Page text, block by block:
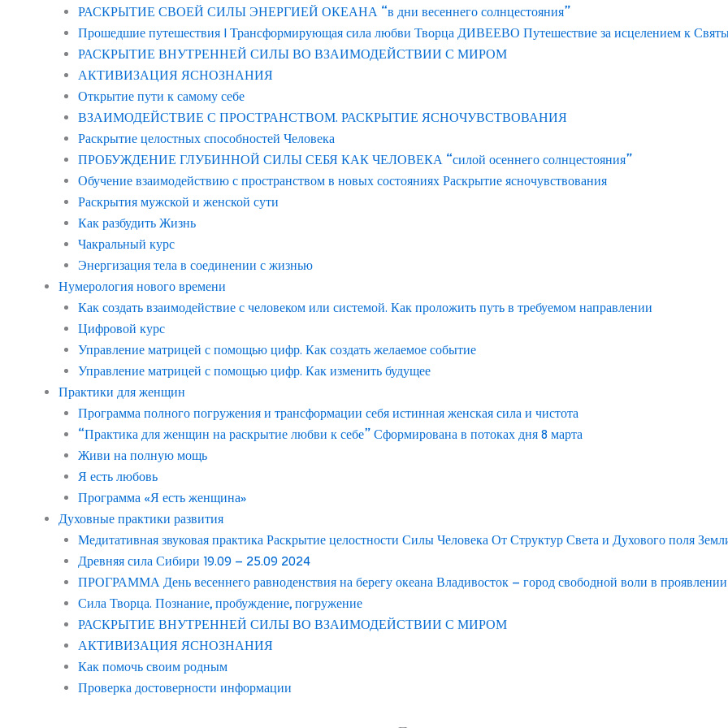
РАСКРЫТИЕ СВОЕЙ СИЛЫ ЭНЕРГИЕЙ ОКЕАНА “в дни весеннего солнцестояния”
Прошедшие путешествия | Трансформирующая сила любви Творца ДИВЕЕВО Путешествие за исцелением к
РАСКРЫТИЕ ВНУТРЕННЕЙ СИЛЫ ВО ВЗАИМОДЕЙСТВИИ С МИРОМ
АКТИВИЗАЦИЯ ЯСНОЗНАНИЯ
Открытие пути к самому себе
ВЗАИМОДЕЙСТВИЕ С ПРОСТРАНСТВОМ. РАСКРЫТИЕ ЯСНОЧУВСТВОВАНИЯ
Раскрытие целостных способностей Человека
ПРОБУЖДЕНИЕ ГЛУБИННОЙ СИЛЫ СЕБЯ КАК ЧЕЛОВЕКА “силой осеннего солнцестояния”
Обучение взаимодействию с пространством в новых состояниях Раскрытие ясночувствования
Раскрытия мужской и женской сути
Как разбудить Жизнь
Чакральный курс
Энергизация тела в соединении с жизнью
Нумерология нового времени
Как создать взаимодействие с человеком или системой. Как проложить путь в требуемом направлении
Цифровой курс
Управление матрицей с помощью цифр. Как создать желаемое событие
Управление матрицей с помощью цифр. Как изменить будущее
Практики для женщин
Программа полного погружения и трансформации себя истинная женская сила и чистота
“Практика для женщин на раскрытие любви к себе” Сформирована в потоках дня 8 марта
Живи на полную мощь
Я есть любовь
Программа «Я есть женщина»
Духовные практики развития
Медитативная звуковая практика Раскрытие целостности Силы Человека От Структур Света и Духового поля
Древняя сила Сибири 19.09 – 25.09 2024
ПРОГРАММА День весеннего равноденствия на берегу океана Владивосток – город свободной воли в
Сила Творца. Познание, пробуждение, погружение
РАСКРЫТИЕ ВНУТРЕННЕЙ СИЛЫ ВО ВЗАИМОДЕЙСТВИИ С МИРОМ
АКТИВИЗАЦИЯ ЯСНОЗНАНИЯ
Как помочь своим родным
Проверка достоверности информации